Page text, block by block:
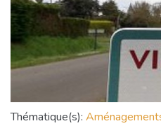
Thématique(s):